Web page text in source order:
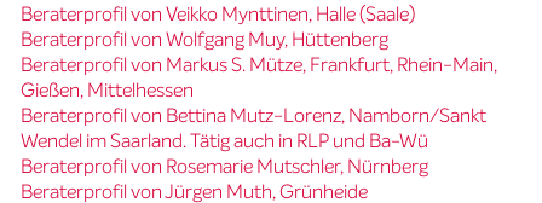
Beraterprofil von Veikko Mynttinen, Halle (Saale)
Beraterprofil von Wolfgang Muy, Hüttenberg
Beraterprofil von Markus S. Mütze, Frankfurt, Rhein-Main,
Gießen, Mittelhessen
Beraterprofil von Bettina Mutz-Lorenz, Namborn/Sankt
Wendel im Saarland. Tätig auch in RLP und Ba-Wü
Beraterprofil von Rosemarie Mutschler, Nürnberg
Beraterprofil von Jürgen Muth, Grünheide